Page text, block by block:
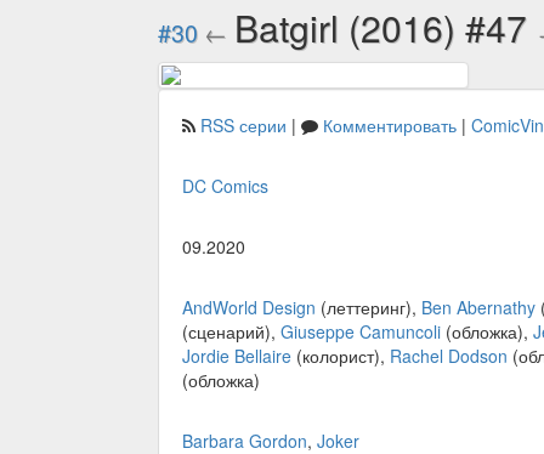
#30 ← Batgirl (2016) #47
RSS серии | Комментировать |
DC Comics
09.2020
AndWorld Design (леттеринг), Ben Abernathy
(сценарий), Giuseppe Camuncoli (обложка),
Jordie Bellaire (колорист), Rachel Dodson
(обложка)
Barbara Gordon, Joker